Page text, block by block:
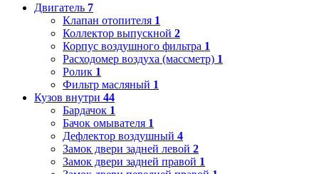
Двигатель 7
Клапан отопителя 1
Коллектор выпускной 2
Корпус воздушного фильтра 1
Расходомер воздуха (массметр) 1
Ролик 1
Фильтр масляный 1
Кузов внутри 44
Бардачок 1
Бачок омывателя 1
Дефлектор воздушный 4
Замок двери задней левой 2
Замок двери задней правой 1